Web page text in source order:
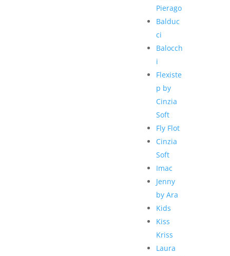
Pierago
Balduc
ci
Balocch
i
Flexiste
p by
Cinzia
Soft
Fly Flot
Cinzia
Soft
Imac
Jenny
by Ara
Kids
Kiss
Kriss
Laura